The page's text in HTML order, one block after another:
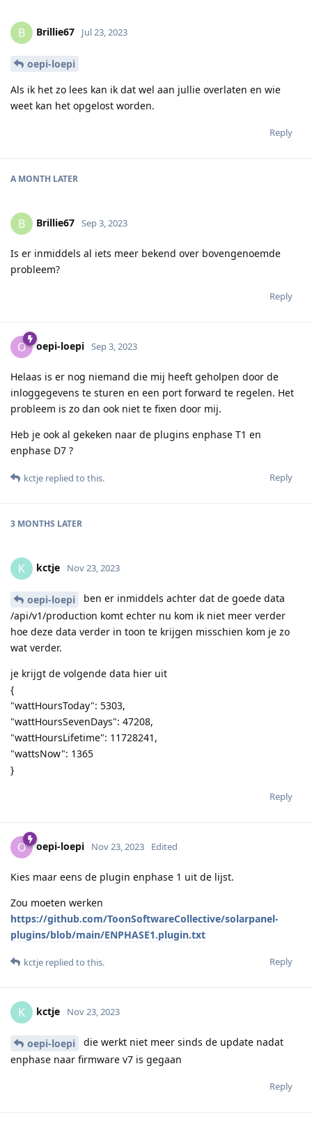
B Brillie67 Jul 23, 2023
oepi-loepi
Als ik het zo lees kan ik dat wel aan jullie overlaten en wie
weet kan het opgelost worden.
Reply
A MONTH LATER
B Brillie67 Sep 3, 2023
Is er inmiddels al iets meer bekend over bovengenoemde
probleem?
Reply
O oepi-loepi Sep 3, 2023
Helaas is er nog niemand die mij heeft geholpen door de
inloggegevens te sturen en een port forward te regelen. Het
probleem is zo dan ook niet te fixen door mij.
Heb je ook al gekeken naar de plugins enphase T1 en
enphase D7 ?
Reply
kctje replied to this.
3 MONTHS LATER
K kctje Nov 23, 2023
oepi-loepi
ben er inmiddels achter dat de goede data
/api/v1/production komt echter nu kom ik niet meer verder
hoe deze data verder in toon te krijgen misschien kom je zo
wat verder.
je krijgt de volgende data hier uit
{
"wattHoursToday": 5303,
"wattHoursSevenDays": 47208,
"wattHoursLifetime": 11728241,
"wattsNow": 1365
}
Reply
O oepi-loepi Nov 23, 2023 Edited
Kies maar eens de plugin enphase 1 uit de lijst.
Zou moeten werken
https://github.com/ToonSoftwareCollective/solarpanel-
plugins/blob/main/ENPHASE1.plugin.txt
Reply
kctje replied to this.
K kctje Nov 23, 2023
oepi-loepi
die werkt niet meer sinds de update nadat
enphase naar firmware v7 is gegaan
Reply